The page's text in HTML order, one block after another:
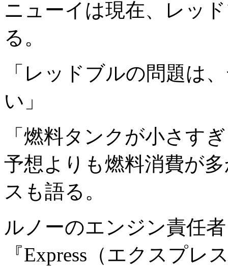
ニューイは現在、レッ
る。
「レッドブルの問題は
い」
「燃料タンクが小さす
予想よりも燃料消費が
スも語る。
ルノーのエンジン責任
『Express（エクスプ